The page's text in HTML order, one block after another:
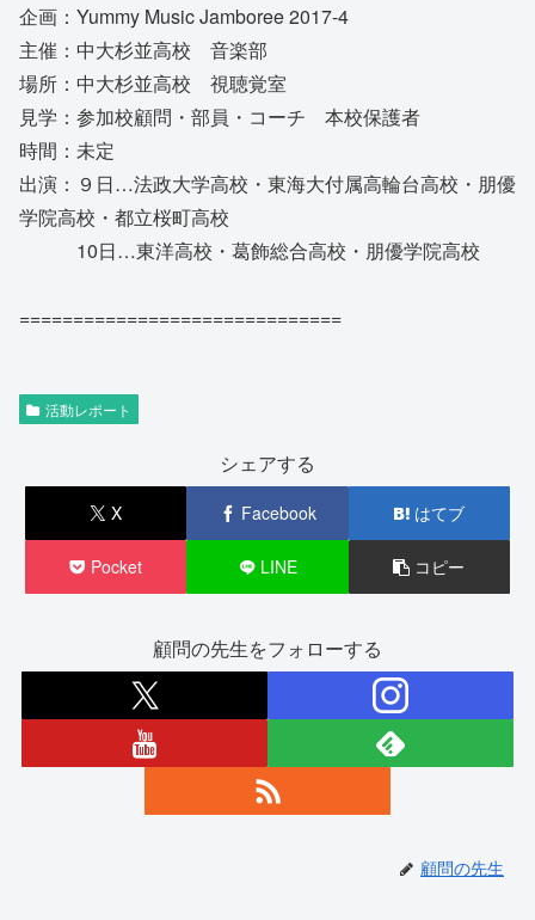
企画：Yummy Music Jamboree 2017-4
主催：中大杉並高校 音楽部
場所：中大杉並高校 視聴覚室
見学：参加校顧問・部員・コーチ 本校保護者
時間：未定
出演：９日…法政大学高校・東海大付属高輪台高校・朋優
学院高校・都立桜町高校
10日…東洋高校・葛飾総合高校・朋優学院高校
==============================
活動レポート
シェアする
X Facebook はてブ
Pocket LINE コピー
顧問の先生をフォローする
顧問の先生